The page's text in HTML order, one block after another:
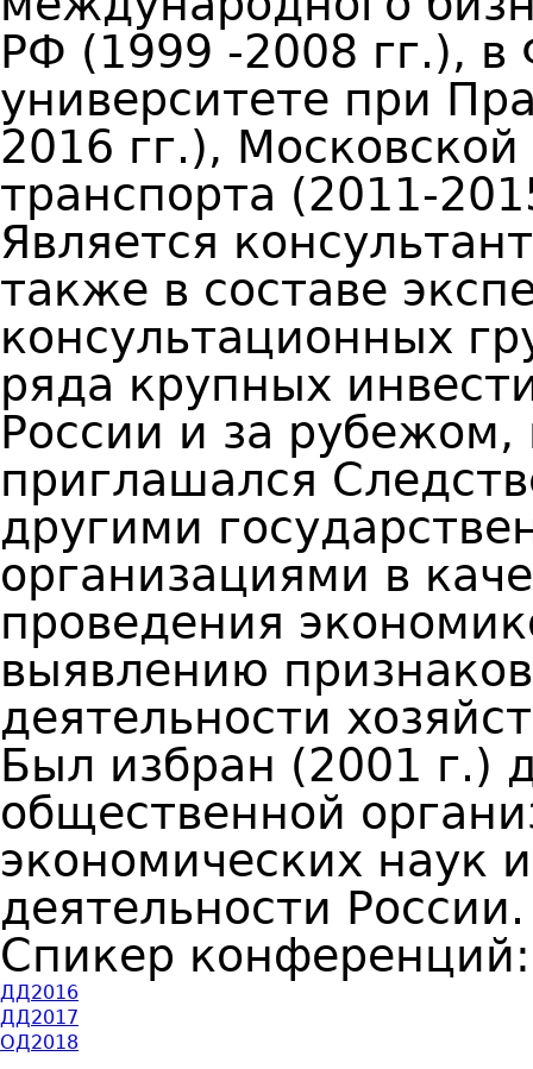
РФ (1999 -2008 гг.), в
университете при
2016 гг.),
транспорта (2011-
Является
также в составе
консультационных
ряда крупных
России и за рубежом,
приглашался
другими
организациями в
проведения
выявлению
деятельности
Был избран (2001 г.)
общественной
экономических наук
деятельности России.
Спикер
ДД2016
ДД2017
ОД2018